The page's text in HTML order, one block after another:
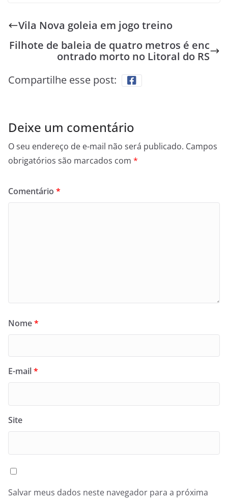
Vila Nova goleia em jogo treino
Filhote de baleia de quatro metros é enc
ontrado morto no Litoral do RS
Compartilhe esse post:
Deixe um comentário
O seu endereço de e-mail não será publicado. Campos
obrigatórios são marcados com *
Comentário *
Nome*
E-mail*
Site
Salvar meus dados neste navegador para a próxima